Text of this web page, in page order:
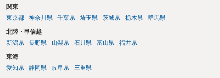
関東
東京都
神奈川県 千葉県 埼玉県 茨城県 栃木県 群馬県
北陸・甲信越
新潟県
長野県 山梨県 石川県 富山県 福井県
東海
愛知県
静岡県 岐阜県 三重県